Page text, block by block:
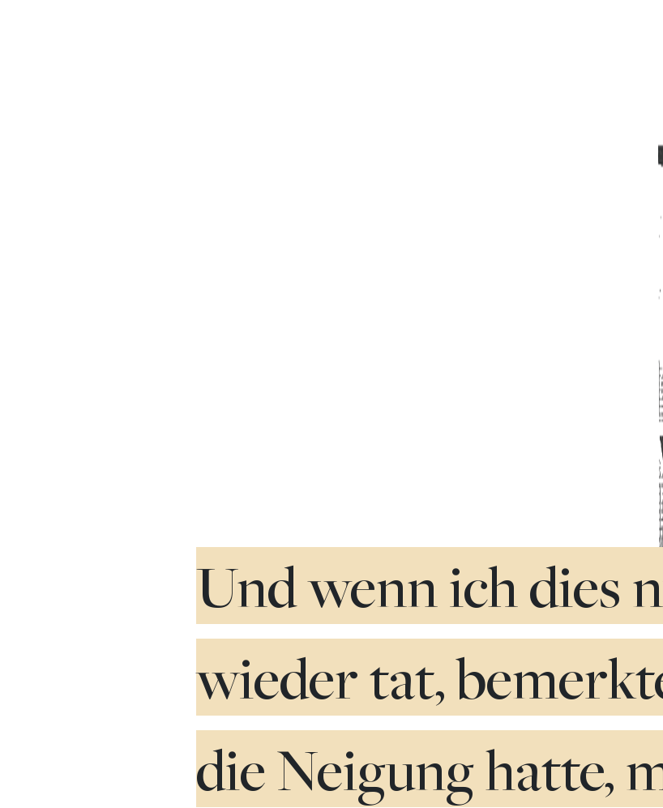
Und wenn ich dies
wieder tat,
die Neigung hatte,